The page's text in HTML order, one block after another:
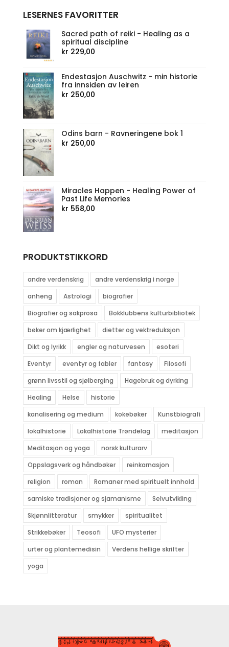
LESERNES FAVORITTER
Sacred path of reiki - Healing as a
spiritual discipline
kr 229,00
Endestasjon Auschwitz - min historie
fra innsiden av leiren
kr 250,00
Odins barn - Ravneringene bok 1
kr 250,00
Miracles Happen - Healing Power of
Past Life Memories
kr 558,00
PRODUKTSTIKKORD
andre verdenskrig
andre verdenskrig i norge
anheng
Astrologi
biografier
Biografier og sakprosa
Bokklubbens kulturbibliotek
bøker om kjærlighet
dietter og vektreduksjon
Dikt og lyrikk
engler og naturvesen
esoteri
Eventyr
eventyr og fabler fantasy
Filosofi
grønn livsstil og sjølberging
Hagebruk og dyrking
Healing
Helse
historie
kanalisering og medium
kokebøker
Kunstbiografi
lokalhistorie
Lokalhistorie Trøndelag
meditasjon
Meditasjon og yoga
norsk kulturarv
Oppslagsverk og håndbøker
reinkarnasjon
religion
roman
Romaner med spirituelt innhold
samiske tradisjoner og sjamanisme
Selvutvikling
Skjønnlitteratur
smykker
spiritualitet
Strikkebøker
Teosofi
UFO mysterier
urter og plantemedisin
Verdens hellige skrifter
yoga